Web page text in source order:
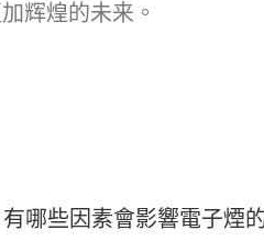
辉煌的未来。
有哪些因素會影響電子煙